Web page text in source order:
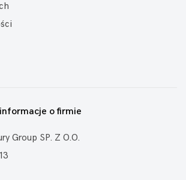
o firmie
Group SP. Z O.O.